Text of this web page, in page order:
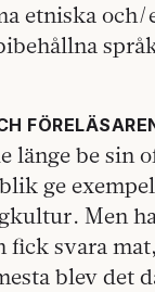
etniska
länge be sin
ge
Men
svara
blev det